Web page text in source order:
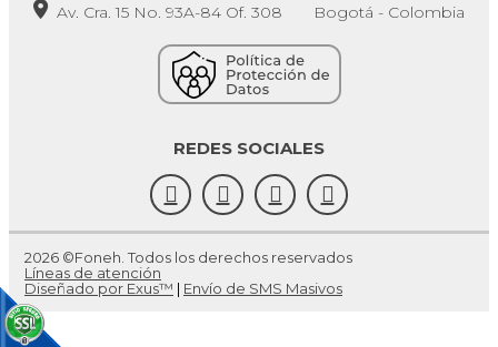
Av. Cra. 15 No. 93A-84 Of. 308 Bogotá - Colombia
REDES SOCIALES
2026 ©Foneh. Todos los derechos reservados
Líneas de atención
Diseñado por Exus™ | Envío de SMS Masivos